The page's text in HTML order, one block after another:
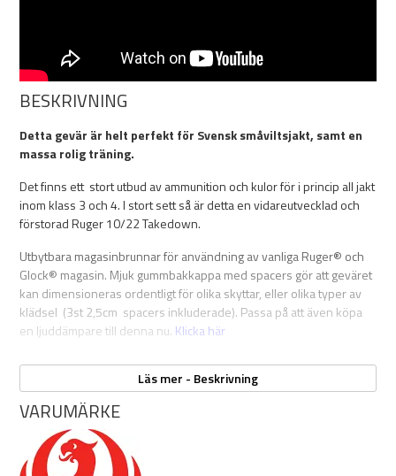
BESKRIVNING
Detta gevär är helt perfekt för Svensk småviltsjakt, samt en
massa rolig träning.
Det finns ett stort utbud av ammunition och kulor för i princip all jakt
inom klass 3 och 4. I stort sett så är detta en vidareutvecklad och
förstorad Ruger 10/22 Takedown.
Utbytbara magasinbrunnar för användning av vanliga Ruger® och
Glock® magasin. Mjuk gummbakkappa med spacers gör att geväret
kan dimensioneras ordentligt för olika skyttar, eller olika typer av
klädsel (3st 2,5cm spacers inkluderade). Passa på att även köpa
en ljuddämpare till denna nu. Klicka här
Kaliber: 9 x 19 mm
Pipa: 47cm, gängad ½" - 28
Totallängd: ca 92 cm
Material: Stål
Läs mer - Beskrivning
VARUMÄRKE